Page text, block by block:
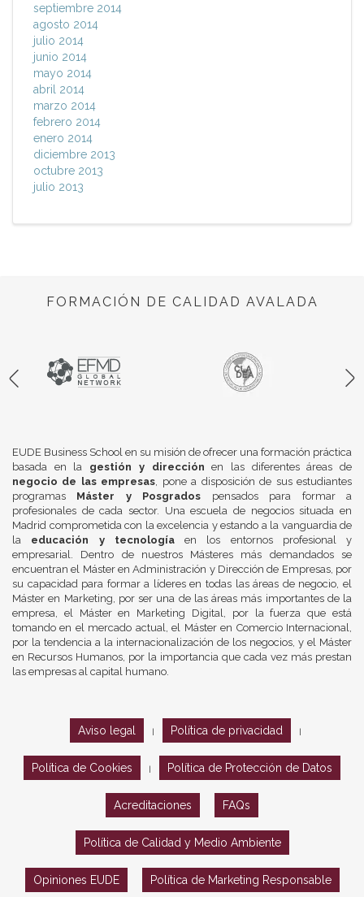
septiembre 2014
agosto 2014
julio 2014
junio 2014
mayo 2014
abril 2014
marzo 2014
febrero 2014
enero 2014
diciembre 2013
octubre 2013
julio 2013
FORMACIÓN DE CALIDAD AVALADA
EUDE Business School en su misión de ofrecer una formación práctica
basada en la gestión y dirección en las diferentes áreas de
negocio de las empresas, pone a disposición de sus estudiantes
programas Máster y Posgrados pensados para formar a
profesionales de cada sector. Una escuela de negocios situada en
Madrid comprometida con la excelencia y estando a la vanguardia de
la educación y tecnologíaen los entornos profesional y
empresarial. Dentro de nuestros Másteres más demandados se
encuentran el Máster en Administración y Dirección de Empresas, por
su capacidad para formar a líderes en todas las áreas de negocio, el
Máster en Marketing, por ser una de las áreas más importantes de la
empresa, el Máster en Marketing Digital, por la fuerza que está
tomando en el mercado actual, el Máster en Comercio Internacional,
por la tendencia a la internacionalización de los negocios, y el Máster
en Recursos Humanos, por la importancia que cada vez más prestan
las empresas al capital humano.
Aviso legal Política de privacidad
Política de Cookies Política de Protección de Datos
Acreditaciones FAQs
Política de Calidad y Medio Ambiente
Opiniones EUDE Política de Marketing Responsable